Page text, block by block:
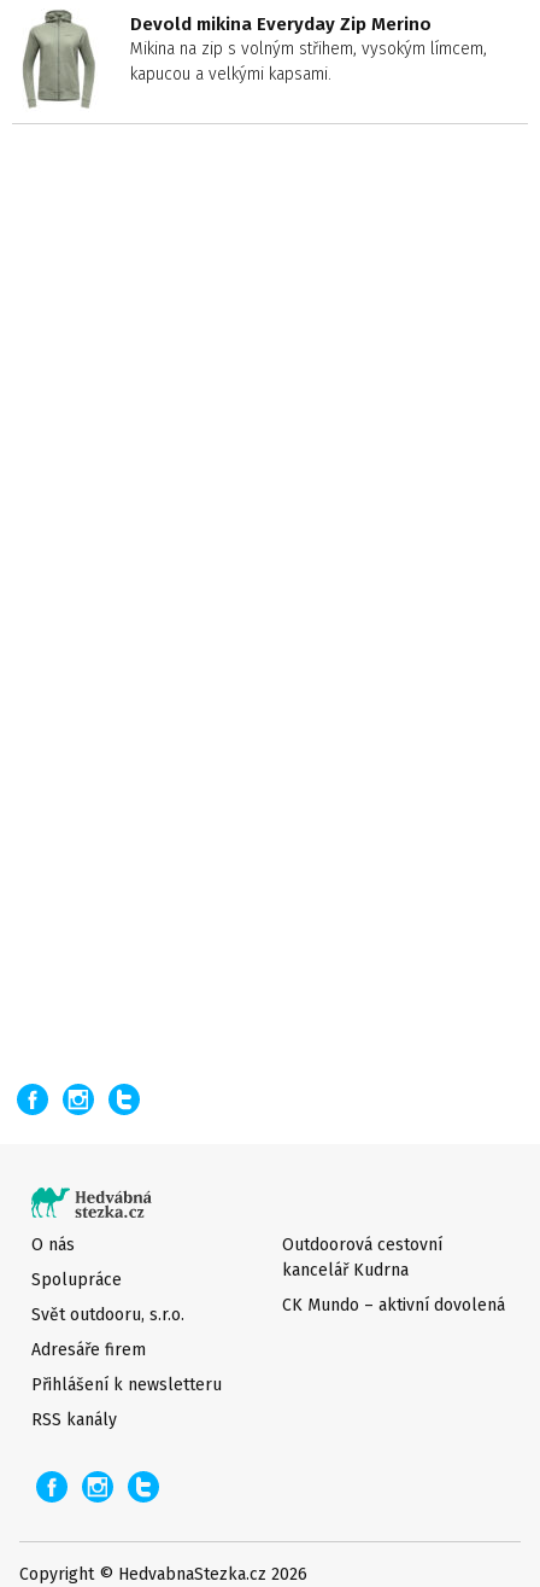
Devold mikina Everyday Zip Merino
Mikina na zip s volným střihem, vysokým límcem,
kapucou a velkými kapsami.
O nás
Spolupráce
Svět outdooru, s.r.o.
Adresáře firem
Přihlášení k newsletteru
Outdoorová cestovní
kancelář Kudrna
CK Mundo – aktivní dovolená
RSS kanály
Copyright © HedvabnaStezka.cz 2026